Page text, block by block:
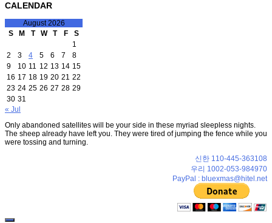
CALENDAR
August 2026
S
M T W T F
S
1
2
3 4 5 6 7
8
9
10 11 12 13 14 15
16 17 18 19 20 21 22
23 24 25 26 27 28 29
30 31
« Jul
Only abandoned satellites will be your side in these myriad sleepless nights.
The sheep already have left you. They were tired of jumping the fence while you
were tossing and turning.
신한 110-445-363108
우리 1002-053-984970
PayPal : bluexmas@hitel.net